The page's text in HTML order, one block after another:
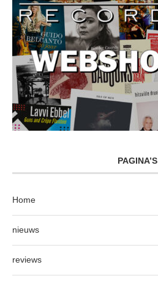
PAGINA’S
Home
nieuws
reviews